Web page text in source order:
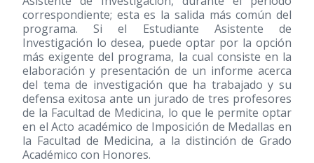
correspondiente; esta es la salida más común del
programa. Si el Estudiante Asistente de
Investigación lo desea, puede optar por la opción
más exigente del programa, la cual consiste en la
elaboración y presentación de un informe acerca
del tema de investigación que ha trabajado y su
defensa exitosa ante un jurado de tres profesores
de la Facultad de Medicina, lo que le permite optar
en el Acto académico de Imposición de Medallas en
la Facultad de Medicina, a la distinción de Grado
Académico con Honores.